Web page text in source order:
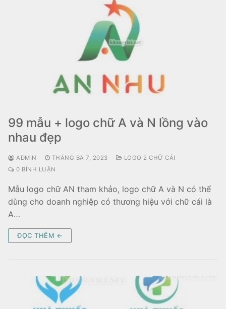
99 mẫu + logo chữ A và N lồng vào
nhau đẹp
ADMIN THÁNG BA 7, 2023
LOGO 2 CHỮ CÁI
0 BÌNH LUẬN
Mẫu logo chữ AN tham khảo, logo chữ A và N có thể
dùng cho doanh nghiệp có thương hiệu với chữ cái là
A…
ĐỌC THÊM ←